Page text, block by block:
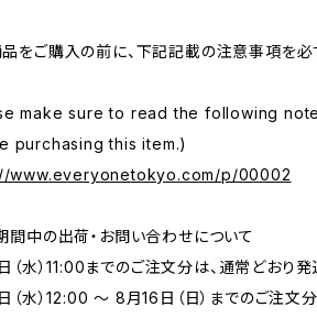
をご購入の前に、下記記載の注意事項を必
make sure to read the following
purchasing this item.)
www.everyonetokyo.com/p/00002
間中の出荷・お問い合わせについて
（水）11:00までのご注文分は、通常どおり発
（水）12:00 ～ 8月16日（日）までのご注文